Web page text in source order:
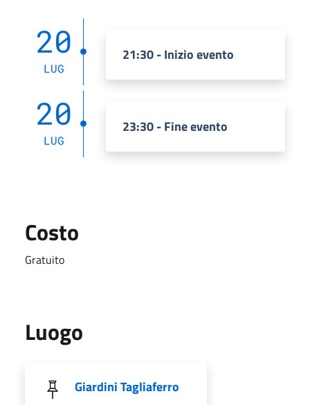
20
LUG
21:30 - Inizio evento
20
LUG
23:30 - Fine evento
Costo
Gratuito
Luogo
Giardini Tagliaferro